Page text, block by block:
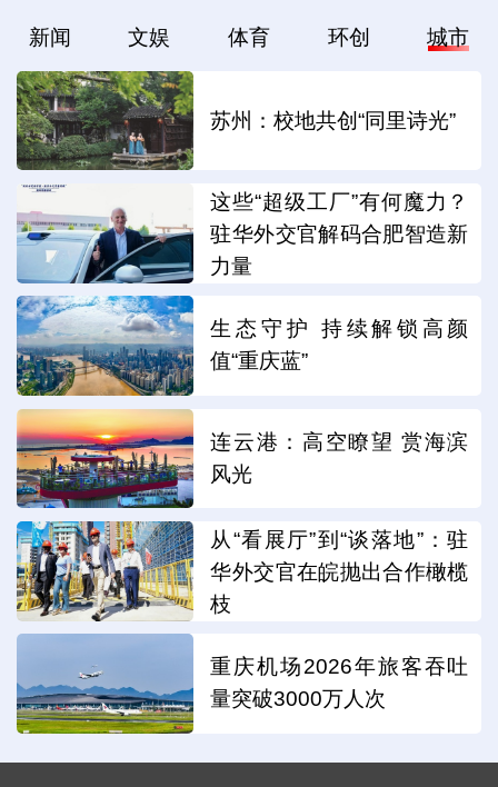
新闻 文娱 体育 环创 城市
苏州：校地共创“同里诗光”
这些“超级工厂”有何魔力？
驻华外交官解码合肥智造新
力量
生态守护 持续解锁高颜
值“重庆蓝”
连云港：高空瞭望 赏海滨
风光
从“看展厅”到“谈落地”：驻
华外交官在皖抛出合作橄榄
枝
重庆机场2026年旅客吞吐
量突破3000万人次